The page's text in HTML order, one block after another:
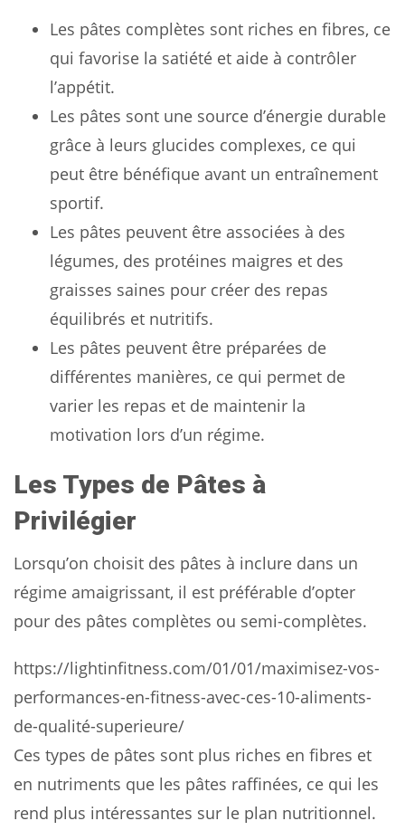
Les pâtes complètes sont riches en fibres, ce
qui favorise la satiété et aide à contrôler
l’appétit.
Les pâtes sont une source d’énergie durable
grâce à leurs glucides complexes, ce qui
peut être bénéfique avant un entraînement
sportif.
Les pâtes peuvent être associées à des
légumes, des protéines maigres et des
graisses saines pour créer des repas
équilibrés et nutritifs.
Les pâtes peuvent être préparées de
différentes manières, ce qui permet de
varier les repas et de maintenir la
motivation lors d’un régime.
Les Types de Pâtes à
Privilégier
Lorsqu’on choisit des pâtes à inclure dans un
régime amaigrissant, il est préférable d’opter
pour des pâtes complètes ou semi-complètes.
https://lightinfitness.com/01/01/maximisez-vos-
performances-en-fitness-avec-ces-10-aliments-
de-qualité-superieure/
Ces types de pâtes sont plus riches en fibres et
en nutriments que les pâtes raffinées, ce qui les
rend plus intéressantes sur le plan nutritionnel.